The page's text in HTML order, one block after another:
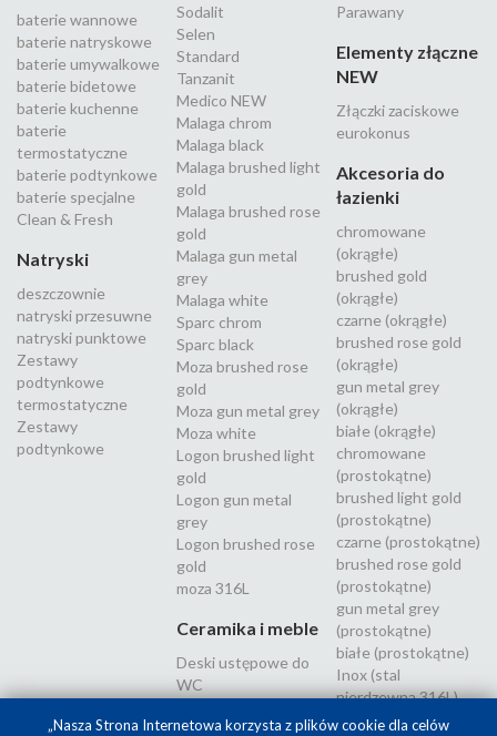
baterie wannowe
baterie natryskowe
baterie umywalkowe
baterie bidetowe
baterie kuchenne
baterie
termostatyczne
baterie podtynkowe
baterie specjalne
Clean & Fresh
Natryski
deszczownie
natryski przesuwne
natryski punktowe
Zestawy
podtynkowe
termostatyczne
Zestawy
podtynkowe
Sodalit
Selen
Standard
Tanzanit
Medico NEW
Malaga chrom
Malaga black
Malaga brushed light
gold
Malaga brushed rose
gold
Malaga gun metal
grey
Malaga white
Sparc chrom
Sparc black
Moza brushed rose
gold
Moza gun metal grey
Moza white
Logon brushed light
gold
Logon gun metal
grey
Logon brushed rose
gold
moza 316L
Ceramika i meble
Deski ustępowe do
WC
Parawany
Elementy złączne
NEW
Złączki zaciskowe
eurokonus
Akcesoria do
łazienki
chromowane
(okrągłe)
brushed gold
(okrągłe)
czarne (okrągłe)
brushed rose gold
(okrągłe)
gun metal grey
(okrągłe)
białe (okrągłe)
chromowane
(prostokątne)
brushed light gold
(prostokątne)
czarne (prostokątne)
brushed rose gold
(prostokątne)
gun metal grey
(prostokątne)
białe (prostokątne)
Inox (stal
nierdzewna 316L)
„Nasza Strona Internetowa korzysta z plików cookie dla celów